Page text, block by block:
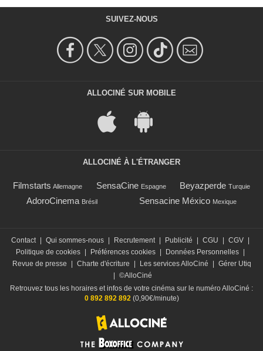
SUIVEZ-NOUS
ALLOCINÉ SUR MOBILE
ALLOCINÉ À L'ÉTRANGER
Filmstarts Allemagne SensaCine Espagne Beyazperde Turquie
AdoroCinema Brésil Sensacine México Mexique
Contact Qui sommes-nous Recrutement Publicité CGU CGV
Politique de cookies
Préférences cookies Données Personnelles
Revue de presse
Charte d'écriture Les services AlloCiné
Gérer Utiq
©AlloCiné
Retrouvez tous les horaires et infos de votre cinéma sur le numéro AlloCiné :
0 892 892 892(0,90€/minute)